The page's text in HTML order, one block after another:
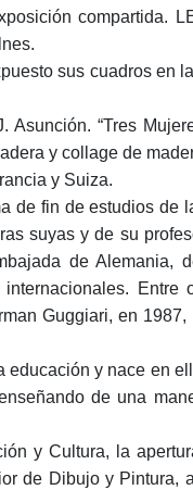
compartida.
sus cuadros en
“Tres
y collage de
y Suiza.
de fin de estudios de
suyas y de su
de Alemania,
Entre
Guggiari, en 1987,
y nace en
de una
y Cultura, la
de Dibujo y Pintura,